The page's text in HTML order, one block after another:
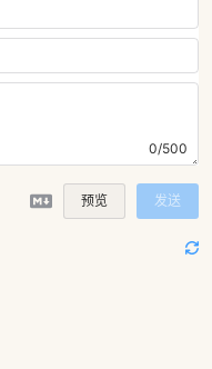
0/500
预览 发送